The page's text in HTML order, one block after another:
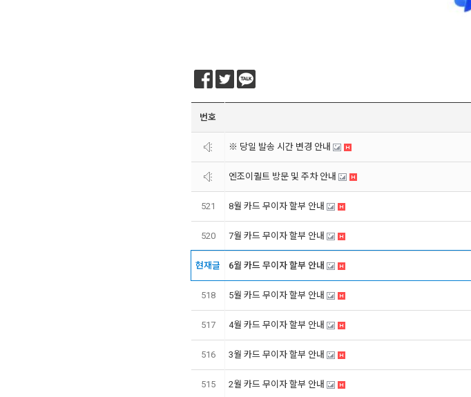
번호
※ 당일 발송 시간 변경 안내
엔조이퀼트 방문 및 주차 안내
521 8월 카드 무이자 할부 안내
520 7월 카드 무이자 할부 안내
현재글 6월 카드 무이자 할부 안내
518 5월 카드 무이자 할부 안내
517 4월 카드 무이자 할부 안내
516 3월 카드 무이자 할부 안내
515 2월 카드 무이자 할부 안내